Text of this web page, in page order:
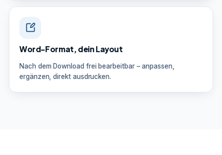
Word-Format, dein Layout
Nach dem Download frei bearbeitbar – anpassen,
ergänzen, direkt ausdrucken.